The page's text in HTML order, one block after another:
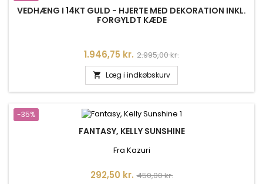
VEDHÆNG I 14KT GULD - HJERTE MED DEKORATION INKL.
FORGYLDT KÆDE
Pris
1.946,75 kr. Normalpris
2.995,00 kr.
 Læg i indkøbskurv
-35%
FANTASY, KELLY SUNSHINE
Fra Kazuri
Pris
292,50 kr. Normalpris
450,00 kr.